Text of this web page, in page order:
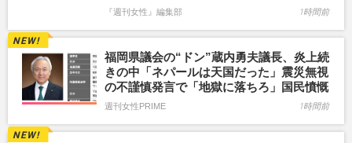
『週刊女性』編集部 1時間前
福岡県議会の“ドン”蔵内勇夫議長、炎上続
きの中「ネパールは天国だった」震災無視
の不謹慎発言で「地獄に落ちろ」国民憤慨
週刊女性PRIME 1時間前